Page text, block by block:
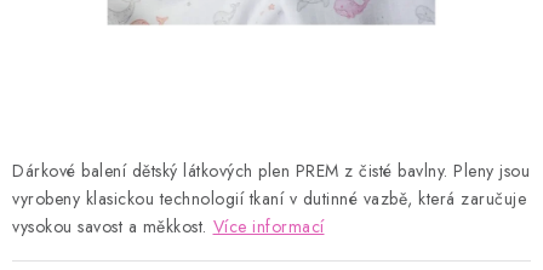
Velkoobchod
Obchodní podmínky
Dárkové balení dětský látkových plen PREM z čisté bavlny. Pleny jsou
vyrobeny klasickou technologií tkaní v dutinné vazbě, která zaručuje
vysokou savost a měkkost. Více informací